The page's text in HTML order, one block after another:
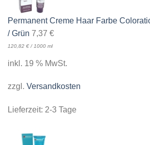
Permanent Creme Haar Farbe
/ Grün 7,37 €
120,82 € / 1000 ml
inkl. 19 % MwSt.
zzgl. Versandkosten
Lieferzeit: 2-3 Tage